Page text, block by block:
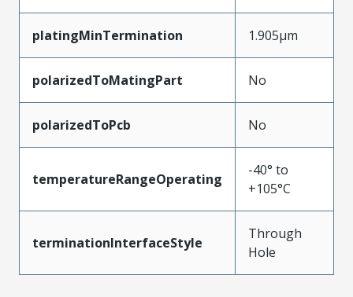
platingMinTermination 1.905µm
polarizedToMatingPart No
polarizedToPcb No
temperatureRangeOperating
-40° to
+105°C
terminationInterfaceStyle
Through
Hole